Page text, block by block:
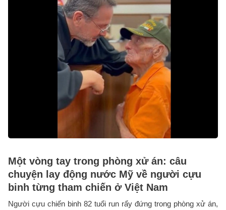
Một vòng tay trong phòng xử án: câu
chuyện lay động nước Mỹ về người cựu
binh từng tham chiến ở Việt Nam
Người cựu chiến binh 82 tuổi run rẩy đứng trong phòng xử án,